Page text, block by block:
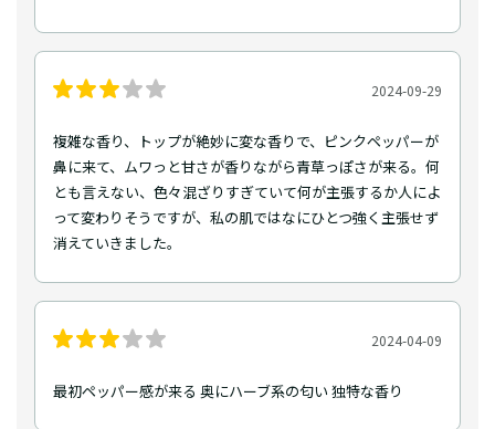
2024-09-29
複雑な香り、トップが絶妙に変な香りで、ピンクペッパーが
鼻に来て、ムワっと甘さが香りながら青草っぽさが来る。何
とも言えない、色々混ざりすぎていて何が主張するか人によ
って変わりそうですが、私の肌ではなにひとつ強く主張せず
消えていきました。
2024-04-09
最初ペッパー感が来る 奥にハーブ系の匂い 独特な香り